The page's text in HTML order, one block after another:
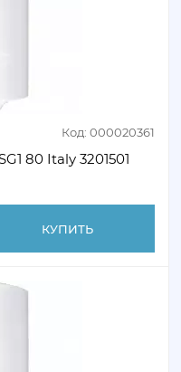
Код: 000020361
80 Italy 3201501
КУПИТЬ